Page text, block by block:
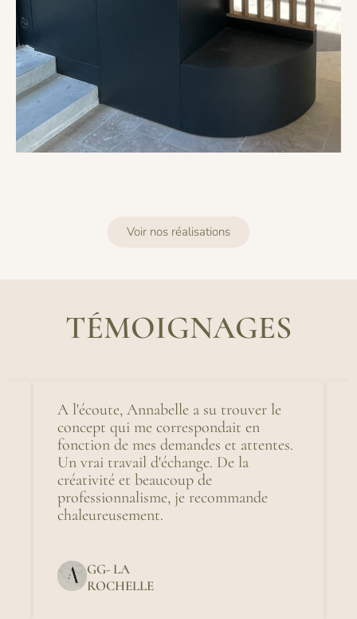
Voir nos réalisations
TÉMOIGNAGES
A l'écoute, Annabelle a su trouver le
concept qui me correspondait en
fonction de mes demandes et attentes.
Un vrai travail d'échange. De la
créativité et beaucoup de
professionnalisme, je recommande
chaleureusement.
GG- LA
ROCHELLE